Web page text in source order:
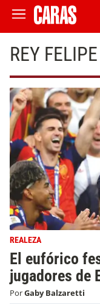
REY FELIPE
REALEZA
El eufórico
jugadores de
PorGaby Balzaretti